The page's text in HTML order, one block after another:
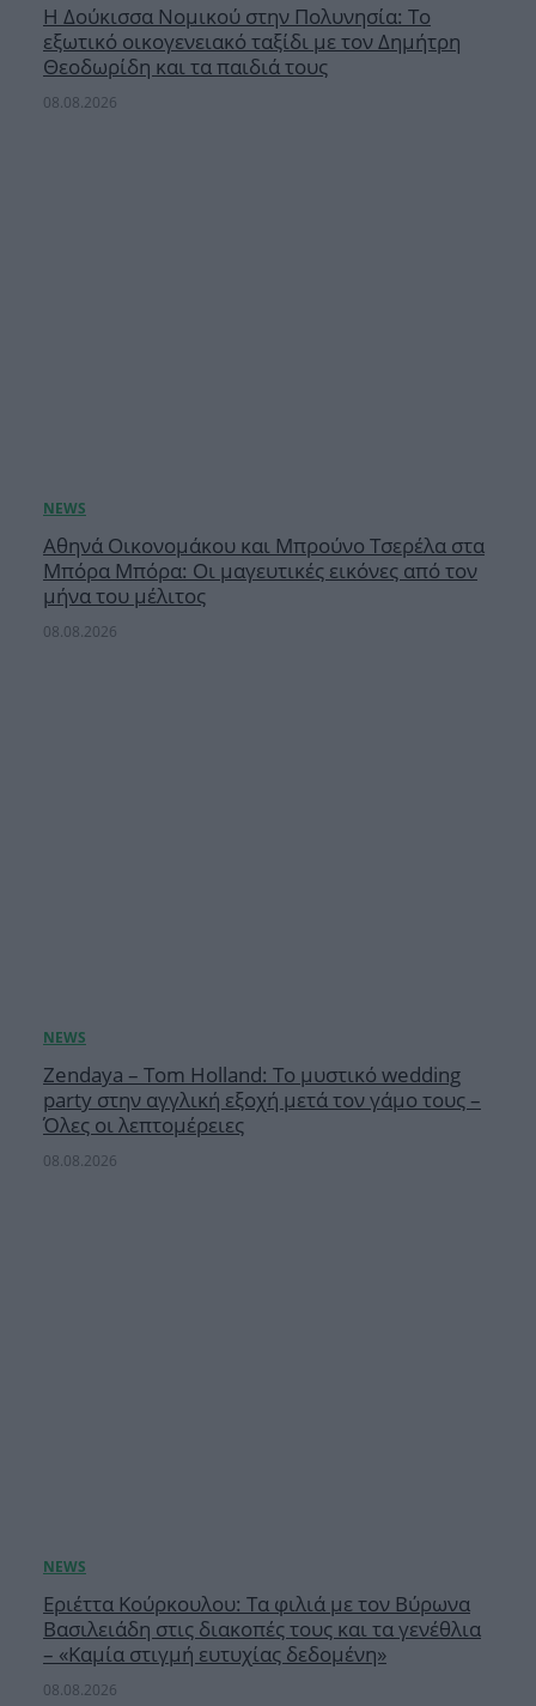
Η Δούκισσα Νομικού στην Πολυνησία: Το
εξωτικό οικογενειακό ταξίδι με τον Δημήτρη
Θεοδωρίδη και τα παιδιά τους
08.08.2026
Αθηνά Οικονομάκου και Μπρούνο Τσερέλα στα
Μπόρα Μπόρα: Οι μαγευτικές εικόνες από τον
μήνα του μέλιτος
08.08.2026
Zendaya – Tom Holland: Το μυστικό wedding
party στην αγγλική εξοχή μετά τον γάμο τους –
Όλες οι λεπτομέρειες
08.08.2026
Εριέττα Κούρκουλου: Τα φιλιά με τον Βύρωνα
Βασιλειάδη στις διακοπές τους και τα γενέθλια
– «Καμία στιγμή ευτυχίας δεδομένη»
08.08.2026